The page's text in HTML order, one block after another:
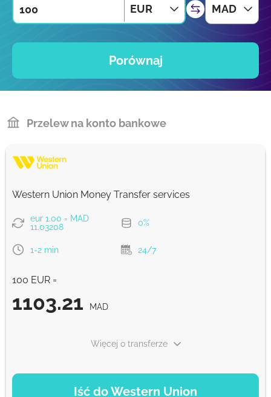
EUR MAD
Porównaj
Przelew na konto bankowe
Western Union Money Transfer services
eur 1.00 = MAD
11.03208
0%
1-2 min 24/7
100 EUR =
1103.21 MAD
Iść do Western Union
Więcej o transferze
OPCJE PŁATNOŚCI